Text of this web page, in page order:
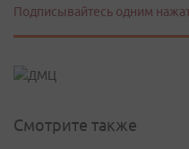
Подписывайтесь одним
Смотрите также